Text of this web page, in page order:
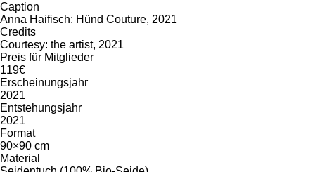
Caption
Anna Haifisch: Hünd Couture, 2021
Credits
Courtesy: the artist, 2021
Preis für Mitglieder
119€
Erscheinungsjahr
2021
Entstehungsjahr
2021
Format
90×90 cm
Material